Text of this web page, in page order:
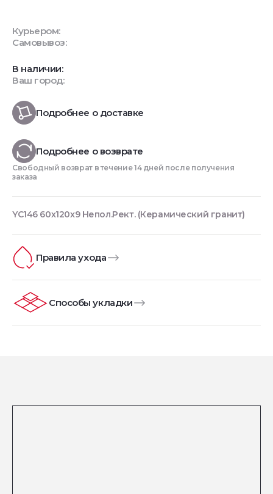
Курьером:
Самовывоз:
В наличии:
Ваш город:
Подробнее о доставке
Подробнее о возврате
Свободный возврат в течение 14 дней после получения
заказа
YC146 60x120x9 Непол.Рект. (Керамический гранит)
Правила ухода
Способы укладки